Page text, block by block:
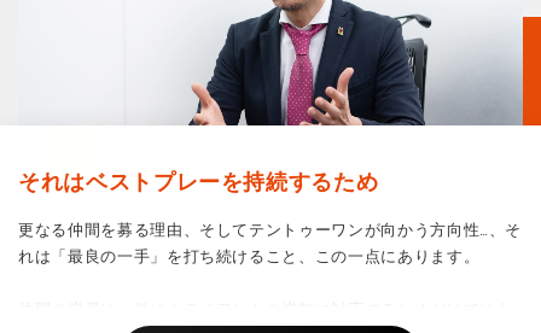
それはベストプレーを持続するため
更なる仲間を募る理由、そしてテントゥーワンが向かう方向性…、そ
れは「最良の一手」を打ち続けること、この一点にあります。